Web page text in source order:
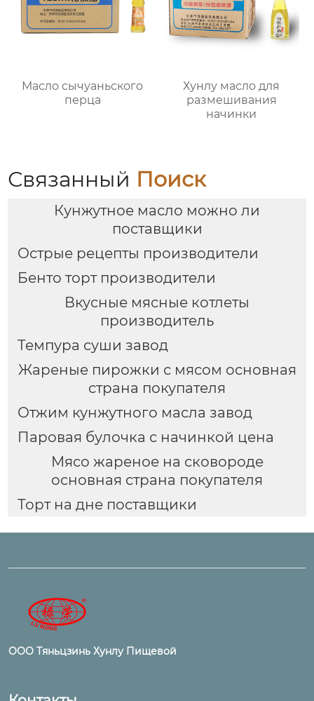
Масло сычуаньского
перца
Хунлу масло для
размешивания
начинки
Связанный Поиск
Кунжутное масло можно ли
поставщики
Острые рецепты производители
Бенто торт производители
Вкусные мясные котлеты
производитель
Темпура суши завод
Жареные пирожки с мясом основная
страна покупателя
Отжим кунжутного масла завод
Паровая булочка с начинкой цена
Мясо жареное на сковороде
основная страна покупателя
Торт на дне поставщики
ООО Тяньцзинь Хунлу Пищевой